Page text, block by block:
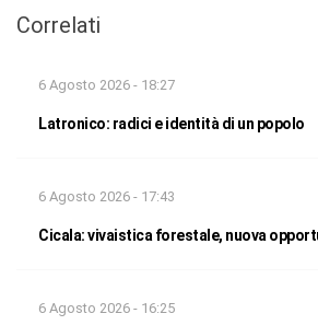
Correlati
6 Agosto 2026 - 18:27
Latronico: radici e identità di un popolo
6 Agosto 2026 - 17:43
Cicala: vivaistica forestale, nuova
6 Agosto 2026 - 16:25